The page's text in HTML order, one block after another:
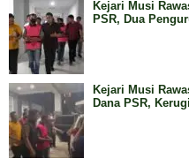
Kejari Musi
PSR, Dua
Kejari Musi
Dana PSR,